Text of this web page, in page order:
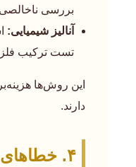
بررسی
آنالیز شیمیایی:
تست ترکیب
این روش‌ها
دارند.
۴.